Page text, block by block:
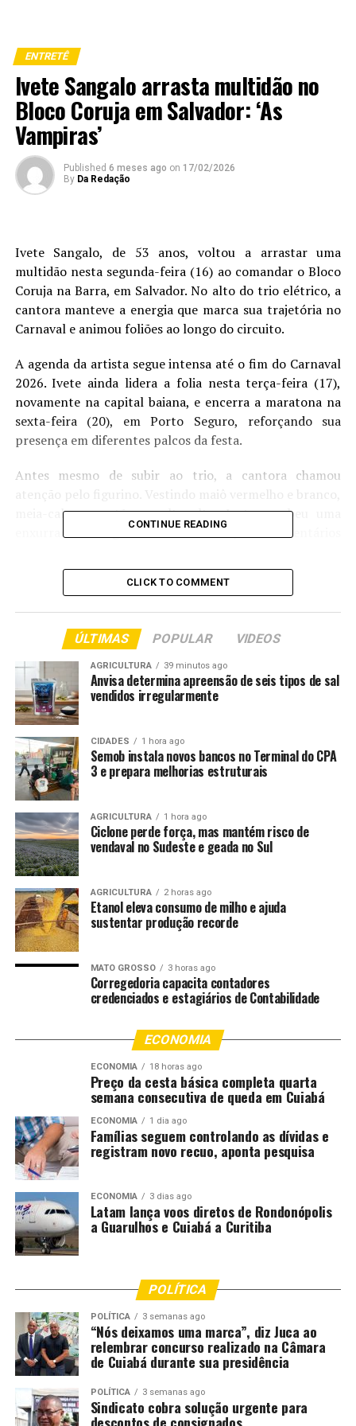
ENTRETÊ
Ivete Sangalo arrasta multidão no
Bloco Coruja em Salvador: ‘As
Vampiras’
Published 6 meses ago on 17/02/2026
By Da Redação
Ivete Sangalo, de 53 anos, voltou a arrastar uma
multidão nesta segunda-feira (16) ao comandar oBloco
Corujana Barra, em Salvador. No alto do trio elétrico, a
cantora manteve a energia que marca sua trajetória no
Carnaval e animou foliões ao longo do circuito.
A agenda da artista segue intensa até o fim do Carnaval
2026. Ivete ainda lidera a folia nesta terça-feira (17),
novamente na capital baiana, e encerra a maratona na
sexta-feira (20), emPorto Seguro, reforçando sua
presença em diferentes palcos da festa.
Antes mesmo de subir ao trio, a cantora chamou
atenção pelo figurino. Vestindo maiô vermelho e branco,
meia-calça arrastão e salto alto, Ivete recebeu uma
enxurrada de elogios nas redes sociais, com comentários
Comentários
RELATED TOPICS: ARRASTA BLOCO CORUJA
DESTAQUE
ENTRETENIMENTO
IVETE MULTIDÃO
SANGALO
UP NEXT
Eliana troca a folia por descanso em praia deserta no
Carnaval 2026: ‘Feriado’
DON'T MISS
Aline Patriarca desfila pela Beija-Flor no Carnaval 2026:
‘A preta tá grandona!’
CONTINUE READING
CLICK TO COMMENT
ÚLTIMAS POPULAR VIDEOS
AGRICULTURA 39 minutos ago
Anvisa determina apreensão de seis tipos de sal
vendidos irregularmente
CIDADES 1 hora ago
Semob instala novos bancos no Terminal do CPA
3 e prepara melhorias estruturais
AGRICULTURA 1 hora ago
Ciclone perde força, mas mantém risco de
vendaval no Sudeste e geada no Sul
AGRICULTURA 2 horas ago
Etanol eleva consumo de milho e ajuda
sustentar produção recorde
MATO GROSSO 3 horas ago
Corregedoria capacita contadores
credenciados e estagiários de Contabilidade
ECONOMIA
ECONOMIA 18 horas ago
Preço da cesta básica completa quarta
semana consecutiva de queda em Cuiabá
ECONOMIA 1 dia ago
Famílias seguem controlando as dívidas e
registram novo recuo, aponta pesquisa
ECONOMIA 3 dias ago
Latam lança voos diretos de Rondonópolis
a Guarulhos e Cuiabá a Curitiba
POLÍTICA
POLÍTICA 3 semanas ago
“Nós deixamos uma marca”, diz Juca ao
relembrar concurso realizado na Câmara
de Cuiabá durante sua presidência
POLÍTICA 3 semanas ago
Sindicato cobra solução urgente para